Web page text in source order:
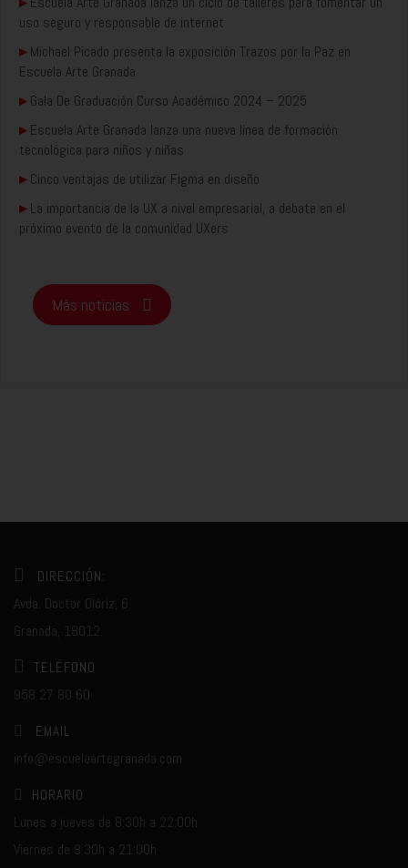
uso seguro y responsable de internet
▸Michael Picado presenta la exposición Trazos por la Paz en
Escuela Arte Granada
▸Gala De Graduación Curso Académico 2024 – 2025
▸Escuela Arte Granada lanza una nueva línea de formación
tecnológica para niños y niñas
▸Cinco ventajas de utilizar Figma en diseño
▸La importancia de la UX a nivel empresarial, a debate en el
próximo evento de la comunidad UXers
Más noticias
DIRECCIÓN:
Avda. Doctor Olóriz, 6.
Granada, 18012.
TELÉFONO
958 27 80 60
EMAIL
info@escuelaartegranada.com
HORARIO
Lunes a jueves de 8:30h a 22:00h
Viernes de 8:30h a 21:00h